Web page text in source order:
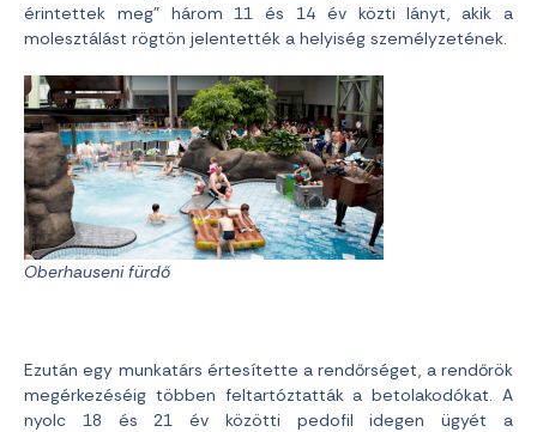
érintettek meg” három 11 és 14 év közti lányt, akik a
molesztálást rögtön jelentették a helyiség személyzetének.
Oberhauseni fürdő
Ezután egy munkatárs értesítette a rendőrséget, a rendőrök
megérkezéséig többen feltartóztatták a betolakodókat. A
nyolc 18 és 21 év közötti pedofil idegen ügyét a